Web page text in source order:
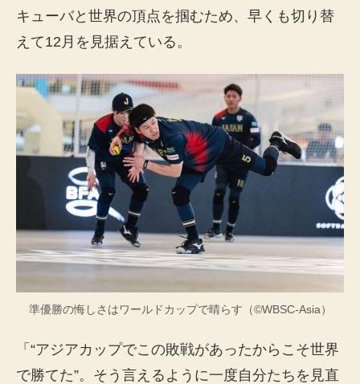
キューバと世界の頂点を掴むため、早くも切り替
えて12月を見据えている。
準優勝の悔しさはワールドカップで晴らす（©WBSC-Asia）
「“アジアカップでこの敗戦があったからこそ世界
で勝てた”。そう言えるように一度自分たちを見直